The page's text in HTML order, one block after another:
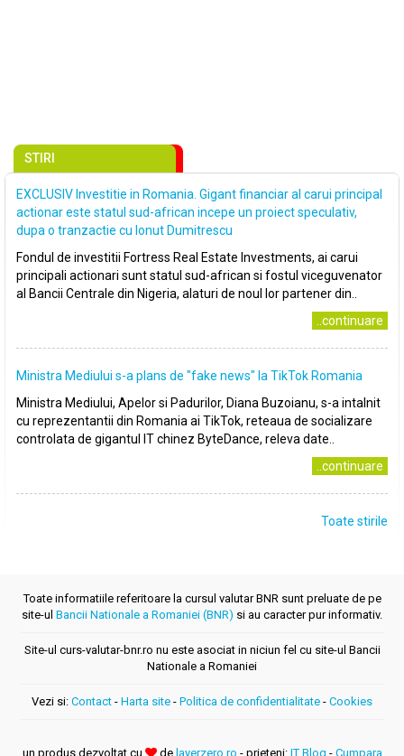
STIRI
EXCLUSIV Investitie in Romania. Gigant financiar al carui principal
actionar este statul sud-african incepe un proiect speculativ,
dupa o tranzactie cu Ionut Dumitrescu
Fondul de investitii Fortress Real Estate Investments, ai carui
principali actionari sunt statul sud-african si fostul viceguvenator
al Bancii Centrale din Nigeria, alaturi de noul lor partener din..
..continuare
Ministra Mediului s-a plans de ″fake news″ la TikTok Romania
Ministra Mediului, Apelor si Padurilor, Diana Buzoianu, s-a intalnit
cu reprezentantii din Romania ai TikTok, reteaua de socializare
controlata de gigantul IT chinez ByteDance, releva date..
..continuare
Toate stirile
Toate informatiile referitoare la cursul valutar BNR sunt preluate de pe
site-ul Bancii Nationale a Romaniei (BNR) si au caracter pur informativ.
Site-ul curs-valutar-bnr.ro nu este asociat in niciun fel cu site-ul Bancii
Nationale a Romaniei
Vezi si: Contact - Harta site - Politica de confidentialitate - Cookies
un produs dezvoltat cu de layerzero.ro - prieteni: IT Blog - Cumpara